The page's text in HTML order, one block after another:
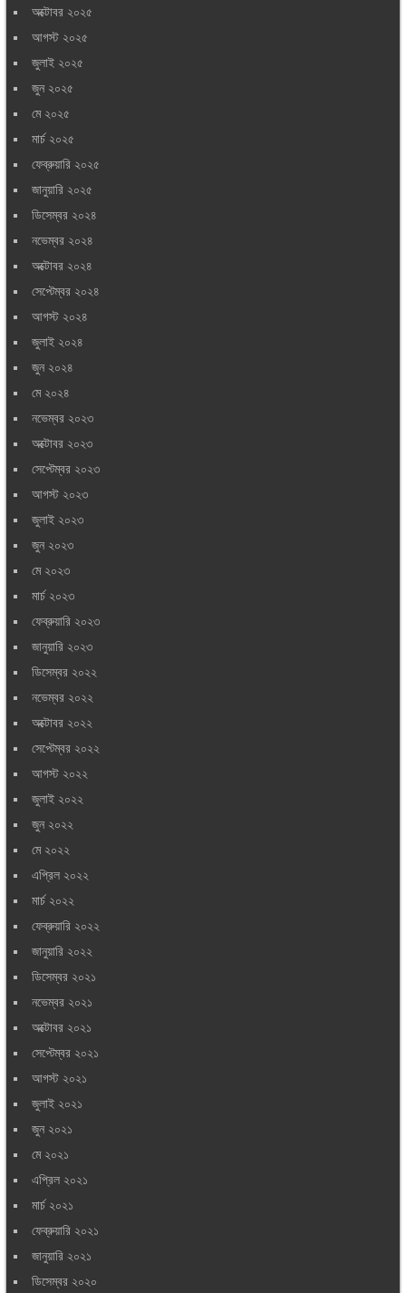
অক্টোবর ২০২৫
আগস্ট ২০২৫
জুলাই ২০২৫
জুন ২০২৫
মে ২০২৫
মার্চ ২০২৫
ফেব্রুয়ারি ২০২৫
জানুয়ারি ২০২৫
ডিসেম্বর ২০২৪
নভেম্বর ২০২৪
অক্টোবর ২০২৪
সেপ্টেম্বর ২০২৪
আগস্ট ২০২৪
জুলাই ২০২৪
জুন ২০২৪
মে ২০২৪
নভেম্বর ২০২৩
অক্টোবর ২০২৩
সেপ্টেম্বর ২০২৩
আগস্ট ২০২৩
জুলাই ২০২৩
জুন ২০২৩
মে ২০২৩
মার্চ ২০২৩
ফেব্রুয়ারি ২০২৩
জানুয়ারি ২০২৩
ডিসেম্বর ২০২২
নভেম্বর ২০২২
অক্টোবর ২০২২
সেপ্টেম্বর ২০২২
আগস্ট ২০২২
জুলাই ২০২২
জুন ২০২২
মে ২০২২
এপ্রিল ২০২২
মার্চ ২০২২
ফেব্রুয়ারি ২০২২
জানুয়ারি ২০২২
ডিসেম্বর ২০২১
নভেম্বর ২০২১
অক্টোবর ২০২১
সেপ্টেম্বর ২০২১
আগস্ট ২০২১
জুলাই ২০২১
জুন ২০২১
মে ২০২১
এপ্রিল ২০২১
মার্চ ২০২১
ফেব্রুয়ারি ২০২১
জানুয়ারি ২০২১
ডিসেম্বর ২০২০